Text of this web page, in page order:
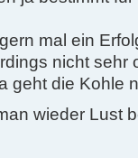
mal ein
nicht sehr
geht die Kohle
wieder Lust